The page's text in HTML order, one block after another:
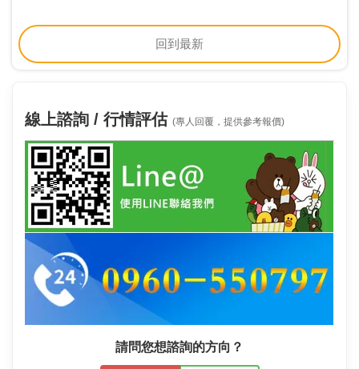
回到最新
線上諮詢 / 行情評估 (專人回覆，提供參考報價)
請問您想諮詢的方向？